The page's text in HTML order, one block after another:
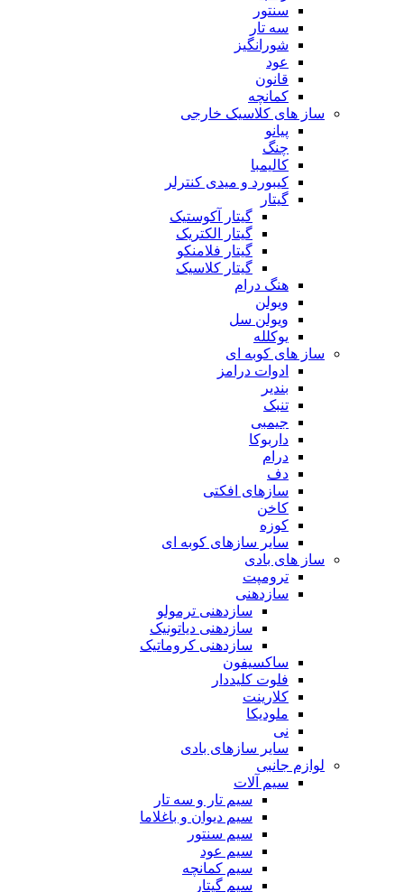
سنتور
سه تار
شورانگیز
عود
قانون
کمانچه
ساز های کلاسیک خارجی
پیانو
چنگ
کالیمبا
کیبورد و میدی کنترلر
گیتار
گیتار آکوستیک
گیتار الکتریک
گیتار فلامنکو
گیتار کلاسیک
هنگ درام
ویولن
ویولن سل
یوکلله
ساز های کوبه ای
ادوات درامز
بندیر
تنبک
جیمبی
داربوکا
درام
دف
سازهای افکتی
کاخن
کوزه
سایر سازهای کوبه ای
ساز های بادی
ترومپت
سازدهنی
سازدهنی ترمولو
سازدهنی دیاتونیک
سازدهنی کروماتیک
ساکسیفون
فلوت کلیددار
کلارینت
ملودیکا
نی
سایر سازهای بادی
لوازم جانبی
سیم آلات
سیم تار و سه تار
سیم دیوان و باغلاما
سیم سنتور
سیم عود
سیم کمانچه
سیم گیتار